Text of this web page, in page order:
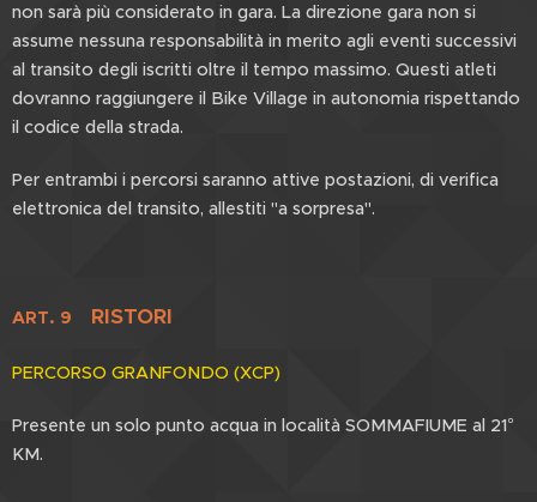
non sarà più considerato in gara. La direzione gara non si
assume nessuna responsabilità in merito agli eventi successivi
al transito degli iscritti oltre il tempo massimo. Questi atleti
dovranno raggiungere il Bike Village in autonomia rispettando
il codice della strada.
Per entrambi i percorsi saranno attive postazioni, di verifica
elettronica del transito, allestiti "a sorpresa".
ART. 9 RISTORI
PERCORSO GRANFONDO (XCP)
Presente un solo punto acqua in località SOMMAFIUME al 21°
KM.